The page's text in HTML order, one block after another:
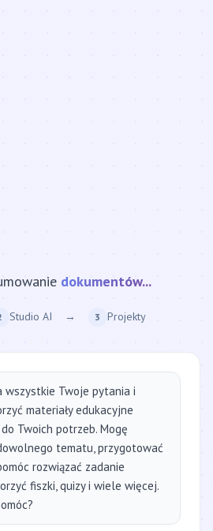
strony internetowej...
Studio AI → 3 Projekty
wszystkie Twoje pytania i
materiały edukacyjne
Twoich potrzeb. Mogę
tematu, przygotować
rozwiązać zadanie
fiszki, quizy i wiele więcej.